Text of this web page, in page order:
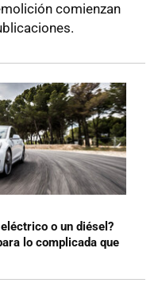
comienzan
o un diésel?
lo complicada que